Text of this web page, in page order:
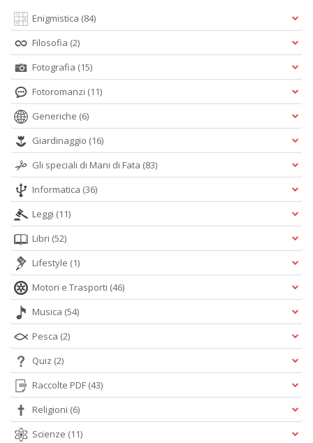
Enigmistica (84)
Filosofia (2)
Fotografia (15)
Fotoromanzi (11)
Generiche (6)
Giardinaggio (16)
Gli speciali di Mani di Fata (83)
Informatica (36)
Leggi (11)
Libri (52)
Lifestyle (1)
Motori e Trasporti (46)
Musica (54)
Pesca (2)
Quiz (2)
Raccolte PDF (43)
Religioni (6)
Scienze (11)